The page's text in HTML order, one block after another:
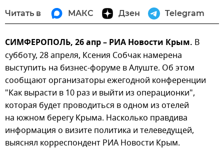
Читать в МАКС Дзен Telegram
СИМФЕРОПОЛЬ, 26 апр – РИА Новости Крым. В
субботу, 28 апреля, Ксения Собчак намерена
выступить на бизнес-форуме в Алуште. Об этом
сообщают организаторы ежегодной конференции
"Как вырасти в 10 раз и выйти из операционки",
которая будет проводиться в одном из отелей
на южном берегу Крыма. Насколько правдива
информация о визите политика и телеведущей,
выяснял корреспондент РИА Новости Крым.